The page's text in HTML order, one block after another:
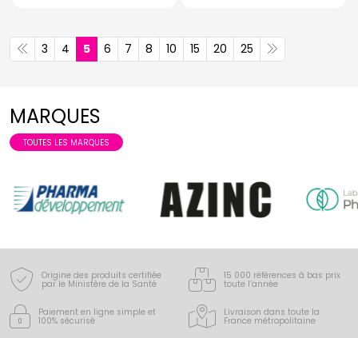
3 4 5 6 7 8 10 15 20 25
MARQUES
TOUTES LES MARQUES
Origine des produits certifiée
par le Ministère de la Santé
15 000 références à bas prix
toute l’année
Paiement en ligne simple et
100% sécurisé
Livraison dans toute la
France métropolitaine